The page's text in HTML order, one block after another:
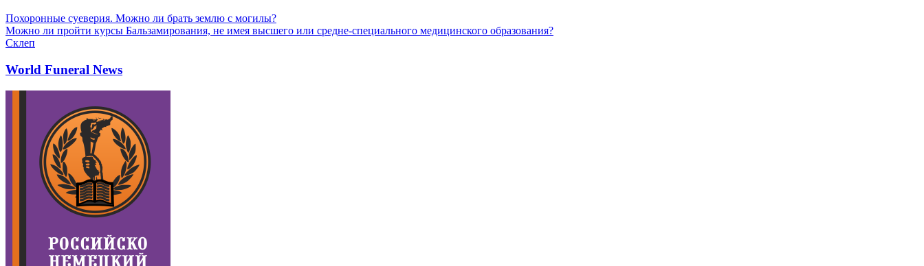
Похоронные суеверия. Можно ли брать землю с могилы?
Можно ли пройти курсы Бальзамирования, не имея высшего или средне-специального медицинского образования?
Склеп
World Funeral News